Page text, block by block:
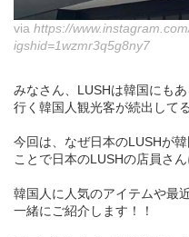
via https://
igshid=1wzmr3q5g8ny7
みなさん、LUSHは韓国にも
行く韓国人観光客が続出して
今回は、なぜ日本のLUSHが
ことで日本のLUSHの店員さ
韓国人に人気のアイテムや最
一緒にご紹介します！！